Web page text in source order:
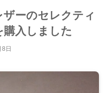
ーのセレクティ
入しました
日